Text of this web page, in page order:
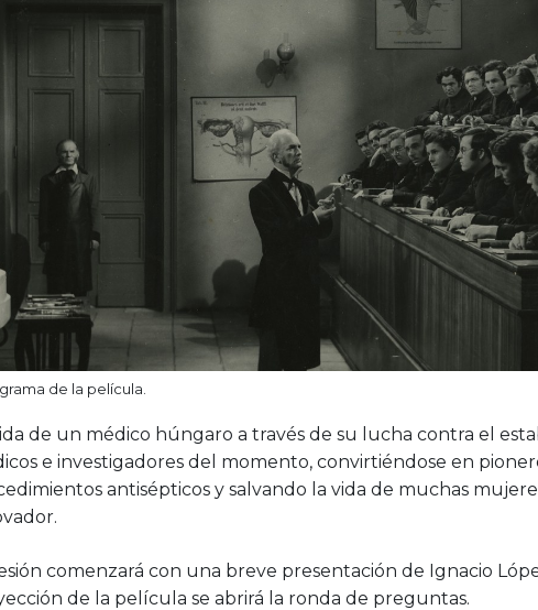
de la película.
de un médico húngaro a través de su lucha contra el
e investigadores del momento, convirtiéndose en
antisépticos y salvando la vida de muchas
comenzará con una breve presentación de Ignacio
de la película se abrirá la ronda de preguntas.